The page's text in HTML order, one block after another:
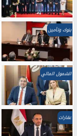
بنوك وتأمين
الشمول المالي
عقارات